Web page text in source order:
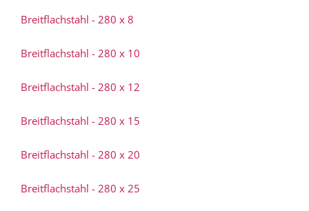
Breitflachstahl - 280 x 8
Breitflachstahl - 280 x 10
Breitflachstahl - 280 x 12
Breitflachstahl - 280 x 15
Breitflachstahl - 280 x 20
Breitflachstahl - 280 x 25